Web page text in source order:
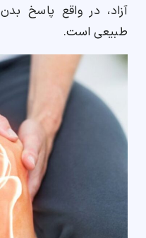
آزاد، در واقع پاسخ
طبیعی است.